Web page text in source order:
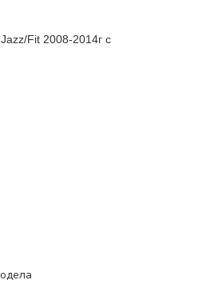
Fit 2008-2014г с